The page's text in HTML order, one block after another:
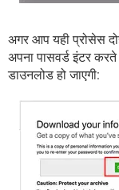
अगर आप यही प्रोसेस
अपना पासवर्ड इंटर
डाउनलोड हो जाएगी: